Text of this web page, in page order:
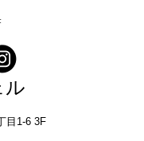
ル
目1-6 3F